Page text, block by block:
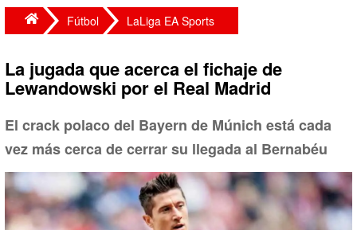
Fútbol LaLiga EA Sports
La jugada que acerca el fichaje de
Lewandowski por el Real Madrid
El crack polaco del Bayern de Múnich está cada
vez más cerca de cerrar su llegada al Bernabéu